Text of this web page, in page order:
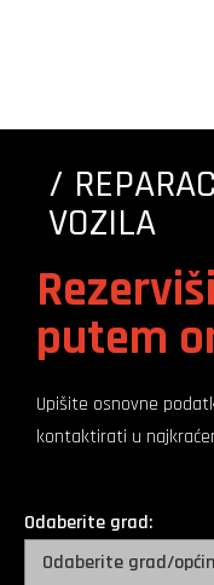
/
VOZILA
putem
Upišite osnovne
kontaktirati u
Odaberite grad: